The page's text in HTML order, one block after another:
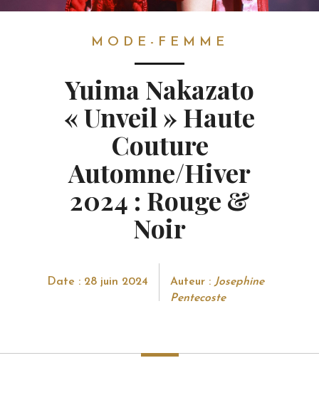
MODE-FEMME
Yuima Nakazato
« Unveil » Haute
Couture
Automne/Hiver
2024 : Rouge &
Noir
Date : 28 juin 2024 Auteur : Josephine
Pentecoste